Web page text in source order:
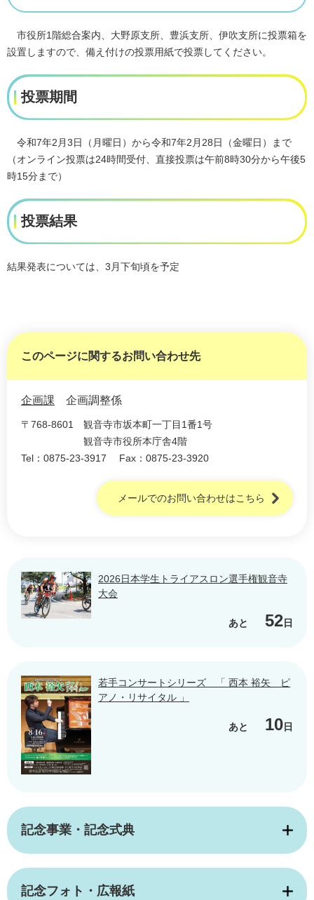
市役所1階総合案内、大野原支所、豊浜支所、伊吹支所に投票箱を
設置しますので、備え付けの投票用紙で投票してください。
投票期間
令和7年2月3日（月曜日）から令和7年2月28日（金曜日）まで
（オンライン投票は24時間受付、直接投票は午前8時30分から午後5
時15分まで）
投票結果
結果発表については、3月下旬頃を予定
このページに関するお問い合わせ先
企画課 企画調整係
〒768-8601
観音寺市坂本町一丁目1番1号
観音寺市役所本庁舎4階
Tel：0875-23-3917
Fax：0875-23-3920
メールでのお問い合わせはこちら
2026日本学生トライアスロン選手権観音寺
大会
あと 52日
若手コンサートシリーズ 「 西本 裕矢 ピ
アノ・リサイタル 」
あと 10日
記念事業・記念式典
記念フォト・広報紙